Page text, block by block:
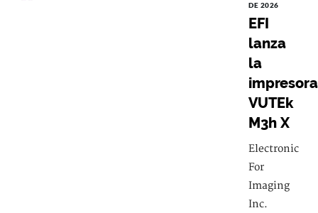
DE 2026
EFI
lanza
la
impresora
VUTEk
M3h X
Electronic
For
Imaging
Inc.